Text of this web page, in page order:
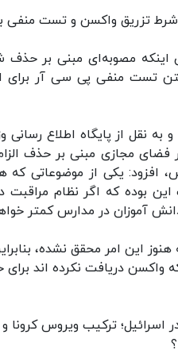
شرط تزریق واکسن و تست منفی
اینکه مصوبه‌ای مبنی بر
تست منفی پی سی آر برای
و به نقل از پایگاه اطلاع
فضای مجازی مبنی بر حذف
افزود: یکی از موضوعاتی
این بوده که اگر نظام
آموزان در مدارس کمتر
هنوز این امر محقق نشده،
واکسن دریافت نکرده اند
ترکیب ویروس کرونا و